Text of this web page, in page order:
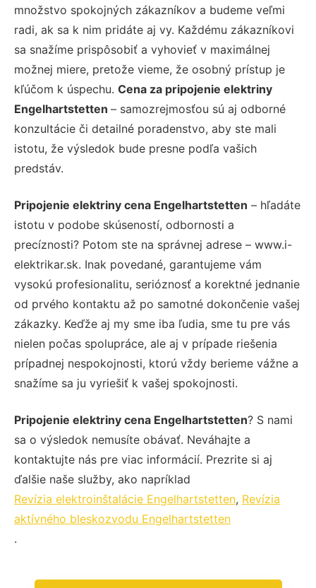
množstvo spokojných zákazníkov a budeme veľmi
radi, ak sa k nim pridáte aj vy. Každému zákazníkovi
sa snažíme prispôsobiť a vyhovieť v maximálnej
možnej miere, pretože vieme, že osobný prístup je
kľúčom k úspechu. Cena za pripojenie elektriny
Engelhartstetten – samozrejmosťou sú aj odborné
konzultácie či detailné poradenstvo, aby ste mali
istotu, že výsledok bude presne podľa vašich
predstáv.
Pripojenie elektriny cena Engelhartstetten – hľadáte
istotu v podobe skúseností, odbornosti a
precíznosti? Potom ste na správnej adrese – www.i-
elektrikar.sk. Inak povedané, garantujeme vám
vysokú profesionalitu, serióznosť a korektné jednanie
od prvého kontaktu až po samotné dokončenie vašej
zákazky. Keďže aj my sme iba ľudia, sme tu pre vás
nielen počas spolupráce, ale aj v prípade riešenia
prípadnej nespokojnosti, ktorú vždy berieme vážne a
snažíme sa ju vyriešiť k vašej spokojnosti.
Pripojenie elektriny cena Engelhartstetten? S nami
sa o výsledok nemusíte obávať. Neváhajte a
kontaktujte nás pre viac informácií. Prezrite si aj
ďalšie naše služby, ako napríklad
Revízia elektroinštalácie Engelhartstetten, Revízia
aktívného bleskozvodu Engelhartstetten
.